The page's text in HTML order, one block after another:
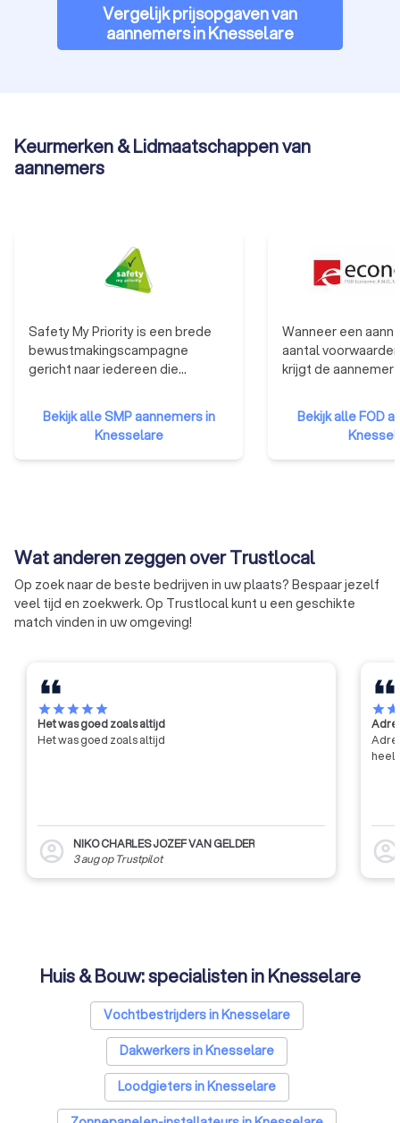
Vergelijk prijsopgaven van
aannemers in Knesselare
Keurmerken & Lidmaatschappen van
aannemers
Safety My Priority is een brede
bewustmakingscampagne
gericht naar iedereen die
verbouwen te maken heeft. Een
collectief bewustzijn omtrent
risicopreventie en veiligheid
moet het hoge aantal
denken en handelen bij het
uitvoeren van de
werkzaamheden.
Bekijk alle SMP aannemers in
Knesselare
Wanneer een
aantal
krijgt de aannemer
minister op advies
federale
De erkenning
aanbestedende
kwaliteitslabel.
Bekijk alle FOD
Wat anderen zeggen over Trustlocal
Op zoek naar de beste bedrijven in uw plaats? Bespaar jezelf
veel tijd en zoekwerk. Op Trustlocal kunt u een geschikte
match vinden in uw omgeving!
starstarstarstarstar
Het was goed zoals altijd
Het was goed zoals altijd
account_circle
NIKO CHARLES JOZEF VAN GELDER
3 augop Trustpilot
starstar
heel
account_circle
Huis & Bouw: specialisten in Knesselare
Vochtbestrijders in Knesselare
Dakwerkers in Knesselare
Loodgieters in Knesselare